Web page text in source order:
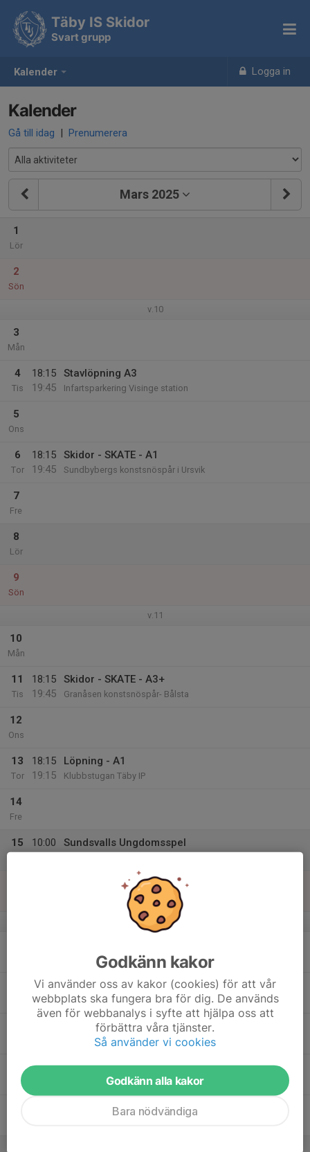
Kalender Logga in
Täby IS Skidor
Svart grupp
Kalender
Gå till idag | Prenumerera
Mars 2025
1
Lör
2
Sön
v.10
3
Mån
4
Tis
18:15
19:45
Stavlöpning A3
Infartsparkering Visinge station
5
Ons
6
Tor
18:15
19:45
Skidor - SKATE - A1
Sundbybergs konstsnöspår i Ursvik
7
Fre
8
Lör
9
Sön
v.11
10
Mån
11
Tis
18:15
19:45
Skidor - SKATE - A3+
Granåsen konstsnöspår- Bålsta
12
Ons
13
Tor
18:15
19:15
Löpning - A1
Klubbstugan Täby IP
14
Fre
15
10:00
Sundsvalls Ungdomsspel
Sundsvalls Ungdomsspel
v.12
18:15
19:45
Stavlöpning - A3+
Infartsparkering Visinge station
Tor
18:15
Löpning - A1 med impulser
Godkänn kakor
Vi använder oss av kakor (cookies) för att vår
webbplats ska fungera bra för dig. De används
även för webbanalys i syfte att hjälpa oss att
förbättra våra tjänster.
Så använder vi cookies
Godkänn alla kakor
Bara nödvändiga